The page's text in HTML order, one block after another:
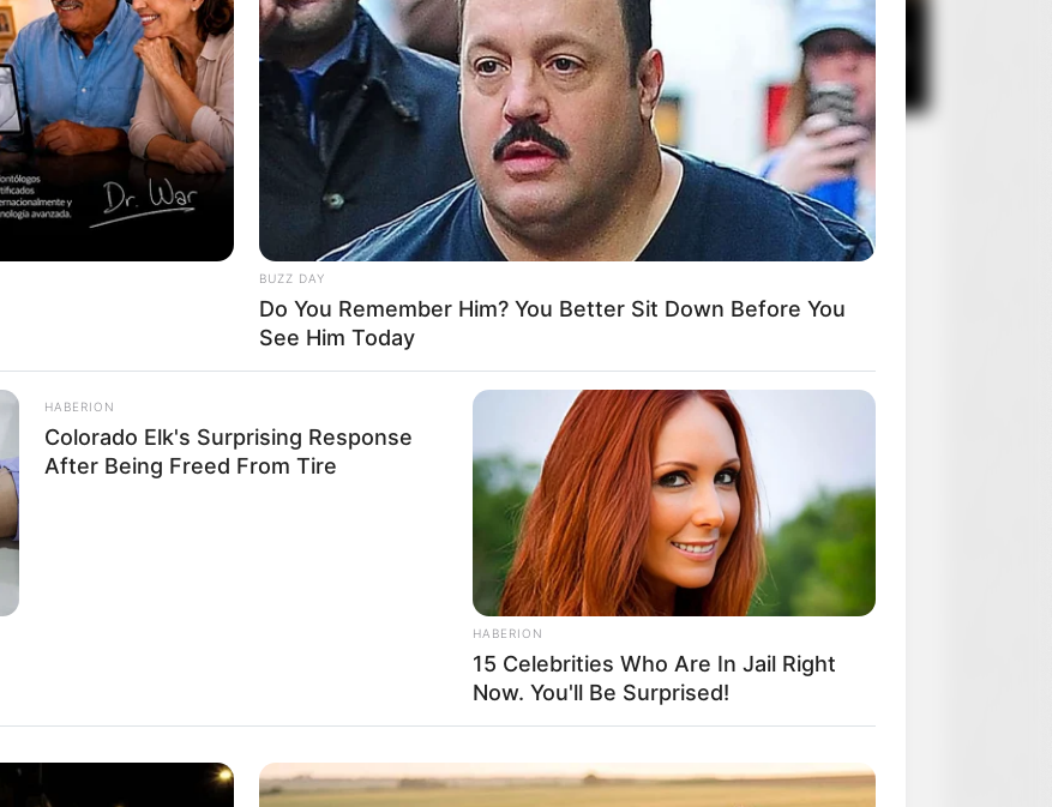
5 American Gangster
BUZZ DAY
Do You Remember Him? You Better Sit Down Before You
See Him Today
HABERION
Colorado Elk's Surprising Response
After Being Freed From Tire
HABERION
15 Celebrities Who Are In Jail Right
Now. You'll Be Surprised!